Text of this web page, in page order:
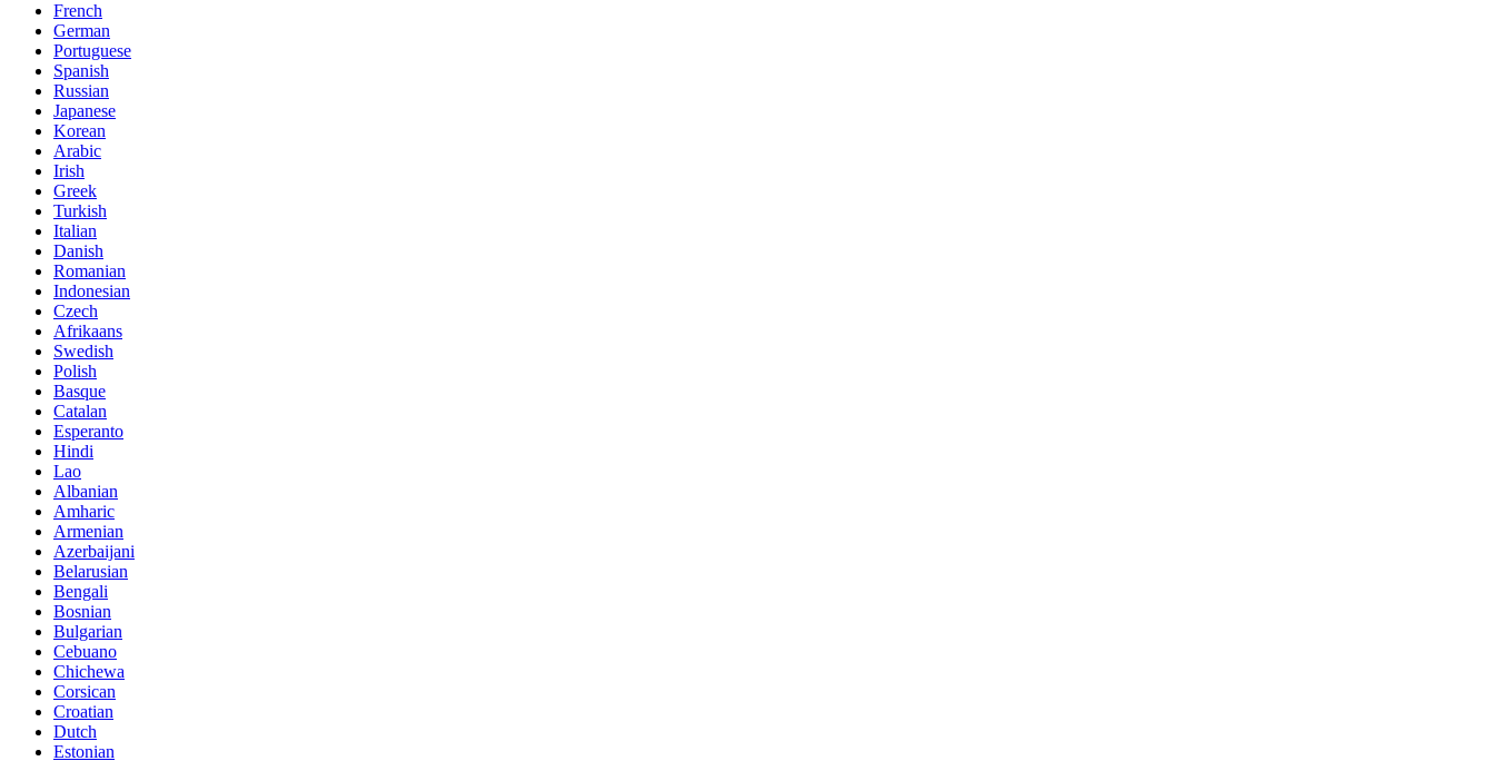
French
German
Portuguese
Spanish
Russian
Japanese
Korean
Arabic
Irish
Greek
Turkish
Italian
Danish
Romanian
Indonesian
Czech
Afrikaans
Swedish
Polish
Basque
Catalan
Esperanto
Hindi
Lao
Albanian
Amharic
Armenian
Azerbaijani
Belarusian
Bengali
Bosnian
Bulgarian
Cebuano
Chichewa
Corsican
Croatian
Dutch
Estonian